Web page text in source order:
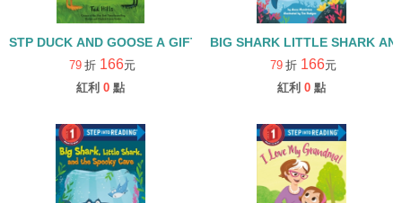
STP DUCK AND GOOSE A GIFT FOR GOOSE/L1
79 折 166元
紅利 0 點
BIG SHARK LITTLE SHARK
79 折 166元
紅利 0 點